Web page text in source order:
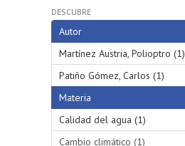
DESCUBRE
Autor
Martínez Austria, Polioptro (1)
Patiño Gómez, Carlos (1)
Materia
Calidad del agua (1)
Cambio climático (1)